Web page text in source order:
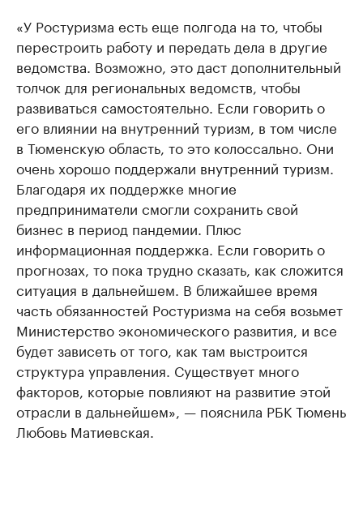
«У Ростуризма есть еще полгода на то, чтобы
перестроить работу и передать дела в другие
ведомства. Возможно, это даст дополнительный
толчок для региональных ведомств, чтобы
развиваться самостоятельно. Если говорить о
его влиянии на внутренний туризм, в том числе
в Тюменскую область, то это колоссально. Они
очень хорошо поддержали внутренний туризм.
Благодаря их поддержке многие
предприниматели смогли сохранить свой
бизнес в период пандемии. Плюс
информационная поддержка. Если говорить о
прогнозах, то пока трудно сказать, как сложится
ситуация в дальнейшем. В ближайшее время
часть обязанностей Ростуризма на себя возьмет
Министерство экономического развития, и все
будет зависеть от того, как там выстроится
структура управления. Существует много
факторов, которые повлияют на развитие этой
отрасли в дальнейшем», — пояснила РБК Тюмень
Любовь Матиевская.